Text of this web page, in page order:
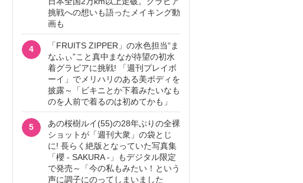
挑戦への想いも語ったメイキング動
画も
4
「FRUITS ZIPPER」の水色担当“ま
なふぃ”こと真中まなが待望の初水
着グラビアに挑戦! 「週刊プレイボ
ーイ」でメリハリのある美ボディを
披露～「ビキニとか下着みたいなも
のを人前で着るのは初めてかも」
5
あの桜樹ルイ(55)の28年ぶりの全裸
ショットが「週刊大衆」の袋とじ
に! 長らく絶版となっていた写真集
「櫻 - SAKURA -」もデジタル限定
で発売～「今の私もみたい！という
声に調子にのってしまいました